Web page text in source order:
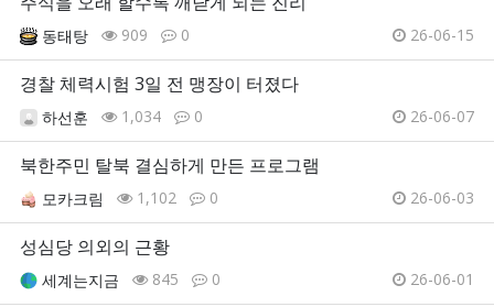
동태탕 909 0 26-06-15
경찰 체력시험 3일 전 맹장이 터졌다
하선훈 1,034 0 26-06-07
북한주민 탈북 결심하게 만든 프로그램
모카크림 1,102 0 26-06-03
성심당 의외의 근황
세계는지금 845 0 26-06-01